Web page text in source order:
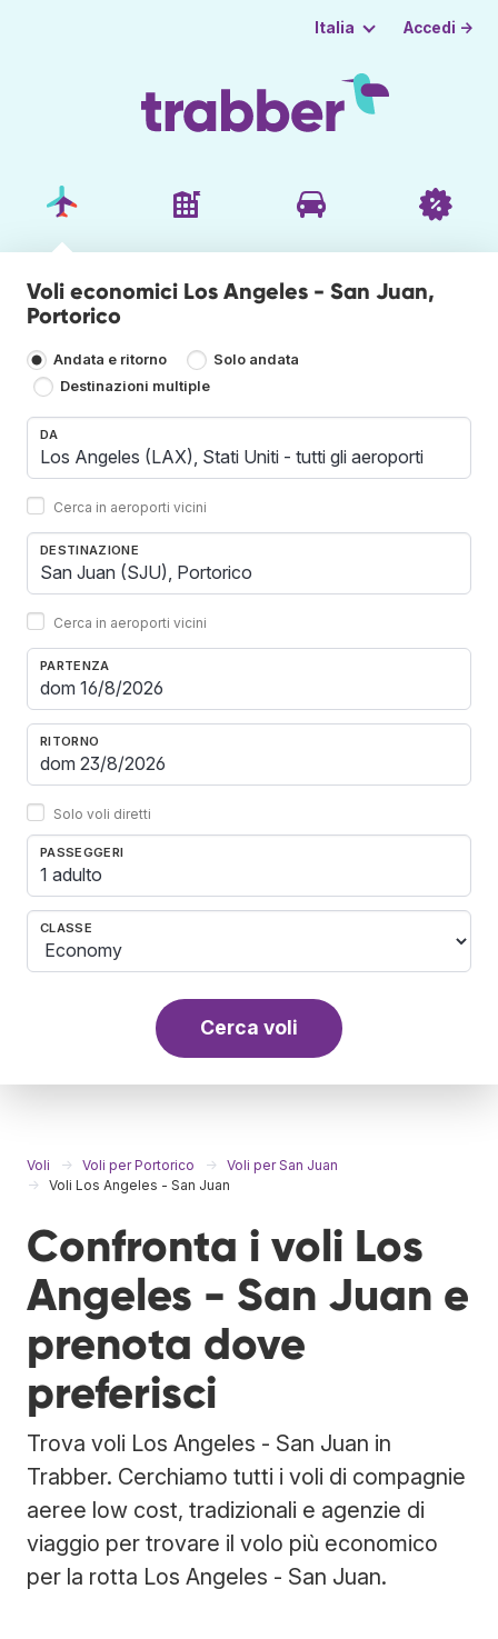
Italia Accedi →
Voli economici Los Angeles - San Juan,
Portorico
Andata e ritorno
Solo andata
Destinazioni multiple
DA
Cerca in aeroporti vicini
DESTINAZIONE
Cerca in aeroporti vicini
PARTENZA
RITORNO
Solo voli diretti
PASSEGGERI
1 adulto
CLASSE
Cerca voli
Voli Voli per Portorico
Voli per San Juan
Voli Los Angeles - San Juan
Confronta i voli Los
Angeles - San Juan e
prenota dove
preferisci
Trova voli Los Angeles - San Juan in
Trabber. Cerchiamo tutti i voli di compagnie
aeree low cost, tradizionali e agenzie di
viaggio per trovare il volo più economico
per la rotta Los Angeles - San Juan.